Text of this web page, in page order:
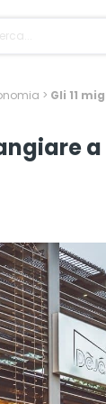
> Gli 11